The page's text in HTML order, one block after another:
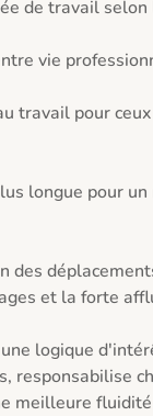
de travail
vie
travail pour
longue pour
des
et la forte
logique
responsabilise
meilleure